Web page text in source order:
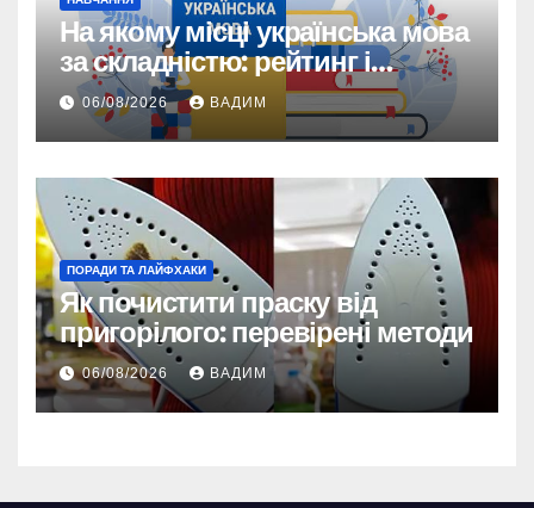
На якому місці українська мова
за складністю: рейтинг і
реальність
06/08/2026 ВАДИМ
ПОРАДИ ТА ЛАЙФХАКИ
Як почистити праску від
пригорілого: перевірені методи
06/08/2026 ВАДИМ